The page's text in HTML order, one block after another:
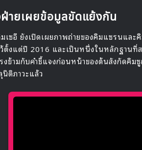
ายเผยข้อมูลขัดแย้งกัน
มเซอี ยังเปิดเผยภาพถ่ายของคิมแซรนแ
ว้ตั้งแต่ปี 2016 และเป็นหนึ่งในหลักฐาน
ข้ามกับคำชี้แจงก่อนหน้าของต้นสังกัดคิม
ติภาวะแล้ว